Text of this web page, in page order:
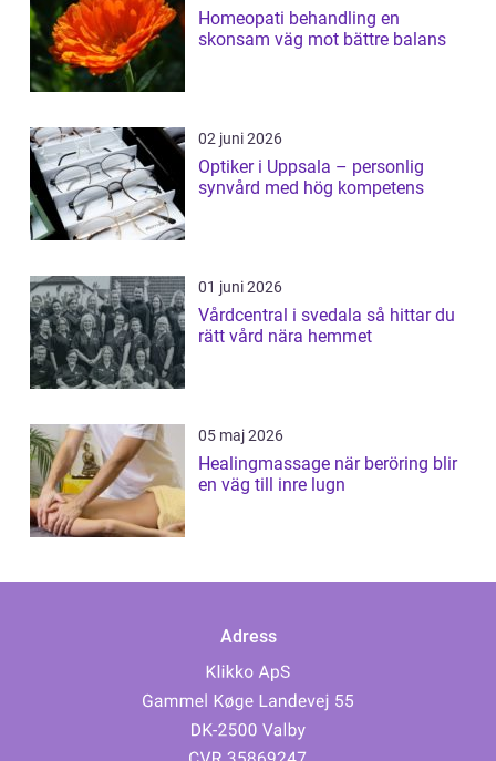
Homeopati behandling en
skonsam väg mot bättre balans
02 juni 2026
Optiker i Uppsala – personlig
synvård med hög kompetens
01 juni 2026
Vårdcentral i svedala så hittar du
rätt vård nära hemmet
05 maj 2026
Healingmassage när beröring blir
en väg till inre lugn
Adress